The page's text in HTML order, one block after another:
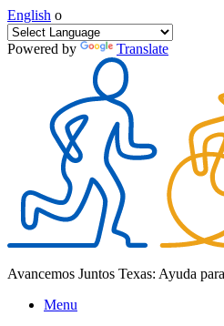
English o
Powered by Translate
Avancemos Juntos Texas: Ayuda
Menu